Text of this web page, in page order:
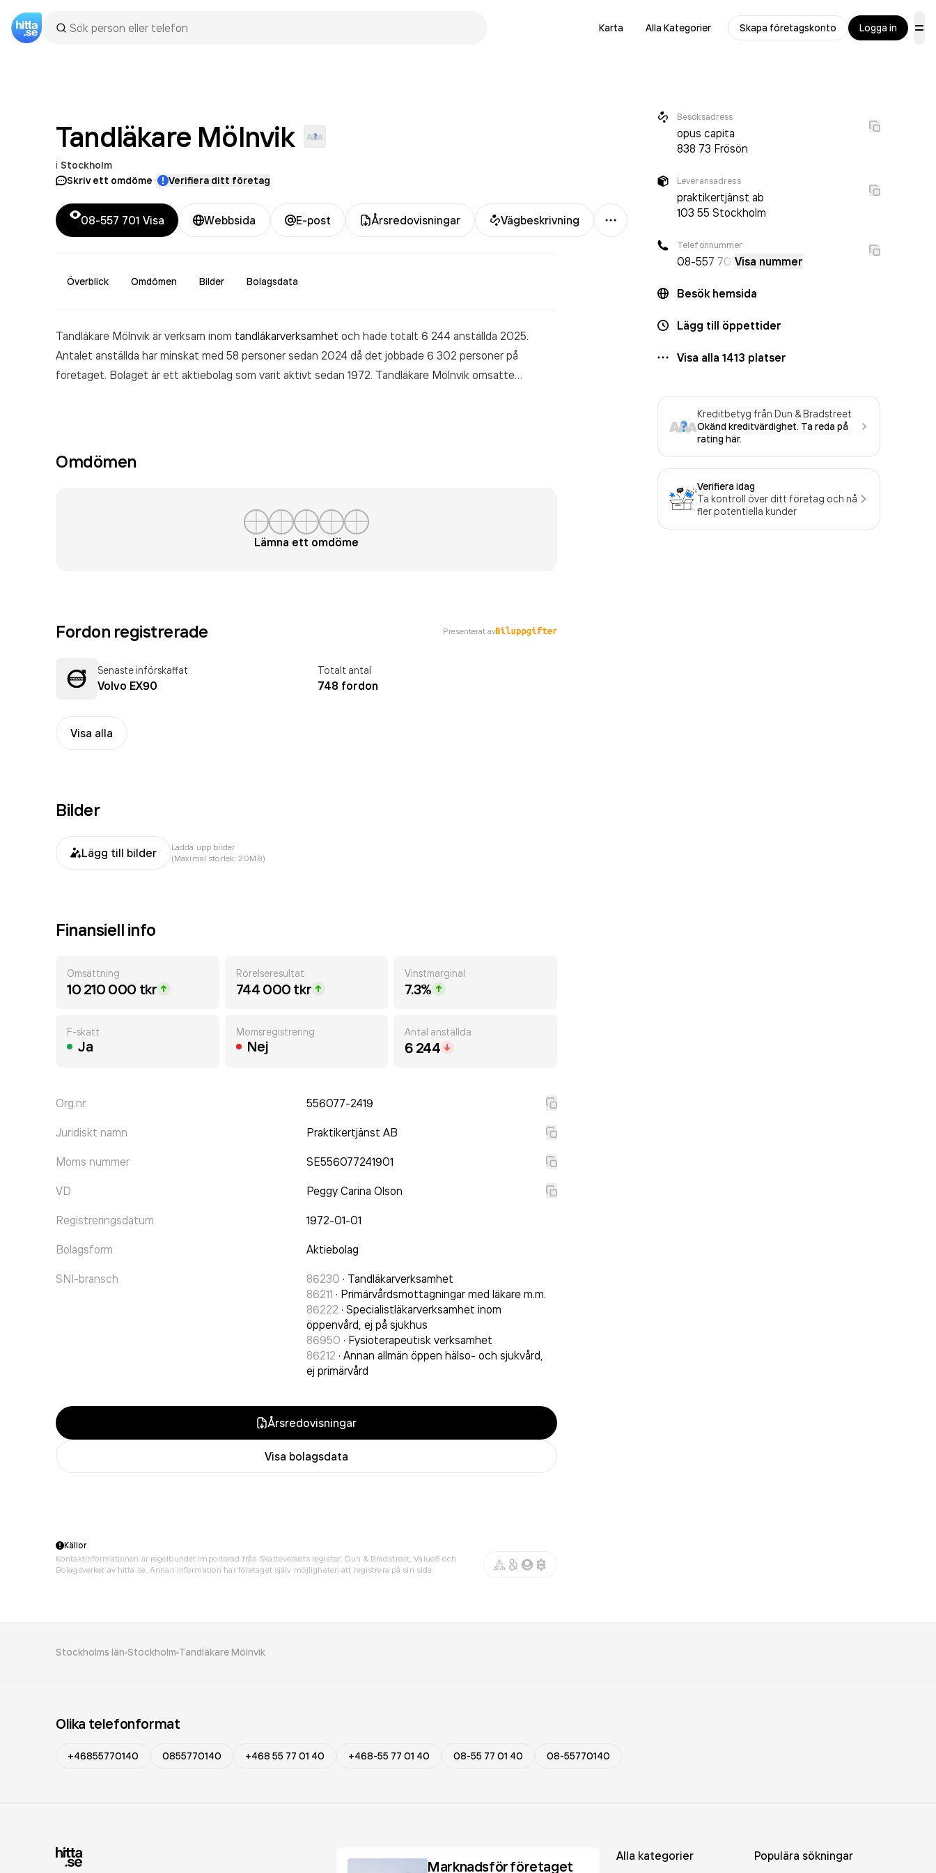
Karta Alla Kategorier Skapa företagskonto Logga in
Tandläkare Mölnvik
i Stockholm
Skriv ett omdöme· Verifiera ditt företag
08-557 701 Visa Webbsida E-post Årsredovisningar Vägbeskrivning
Mer
Överblick Omdömen Bilder Bolagsdata
Tandläkare Mölnvik är verksam inom tandläkarverksamhet och hade totalt 6 244 anställda 2025.
Antalet anställda har minskat med 58 personer sedan 2024 då det jobbade 6 302 personer på
företaget. Bolaget är ett aktiebolag som varit aktivt sedan 1972. Tandläkare Mölnvik omsatte
Omdömen
Lämna ett omdöme
Fordon registrerade Presenterat av
Senaste införskaffat
Volvo EX90
Totalt antal
748 fordon
Visa alla
Bilder
Lägg till bilder
Ladda upp bilder
(Maximal storlek: 20MB)
Finansiell info
Omsättning
10 210 000 tkr
Rörelseresultat
744 000 tkr
Vinstmarginal
7.3%
F-skatt
Ja
Momsregistrering
Nej
Antal anställda
6 244
Org.nr. 556077-2419
Juridiskt namn Praktikertjänst AB
Moms nummer SE556077241901
VD Peggy Carina Olson
Registreringsdatum 1972-01-01
Bolagsform Aktiebolag
SNI-bransch 86230 · Tandläkarverksamhet
86211 · Primärvårdsmottagningar med läkare m.m.
86222 · Specialistläkarverksamhet inom
öppenvård, ej på sjukhus
86950 · Fysioterapeutisk verksamhet
86212 · Annan allmän öppen hälso- och sjukvård,
ej primärvård
Årsredovisningar
Visa bolagsdata
Besöksadress
opus capita
838 73 Frösön
Leveransadress
praktikertjänst ab
103 55 Stockholm
Telefonnummer
08-557 701 Visa nummer
Besök hemsida
Lägg till öppettider
Visa alla 1413 platser
Kreditbetyg från Dun & Bradstreet
Okänd kreditvärdighet. Ta reda på
rating här.
Verifiera idag
Ta kontroll över ditt företag och nå
fler potentiella kunder
Källor
Kontaktinformationen är regelbundet importerad från Skatteverkets register, Dun & Bradstreet, Value8 och
Bolagsverket av hitta.se. Annan information har företaget själv möjligheten att registrera på sin sida.
Stockholms län Stockholm Tandläkare Mölnvik
Olika telefonformat
+46855770140 0855770140 +468 55 77 01 40 +468-55 77 01 40 08-55 77 01 40 08-55770140
Marknadsför företaget
Alla kategorier Populära sökningar